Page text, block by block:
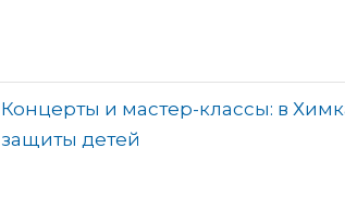
Концерты и мастер-классы: в
защиты детей